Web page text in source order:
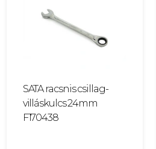
SATA racsnis csillag-
villáskulcs 24mm
F170438